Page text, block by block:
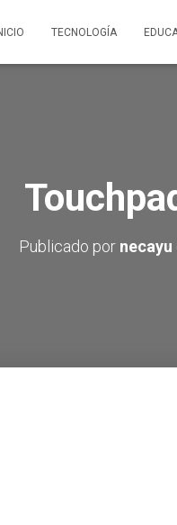
TECNOLOGÍA
Publicado por necayu